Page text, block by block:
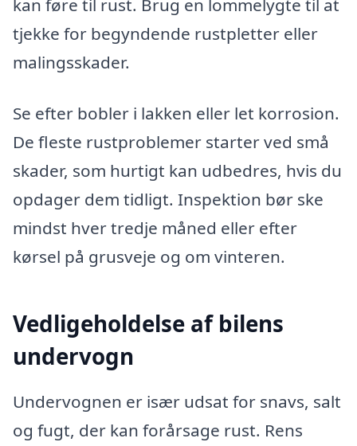
kan føre til rust. Brug en lommelygte til at
tjekke for begyndende rustpletter eller
malingsskader.
Se efter bobler i lakken eller let korrosion.
De fleste rustproblemer starter ved små
skader, som hurtigt kan udbedres, hvis du
opdager dem tidligt. Inspektion bør ske
mindst hver tredje måned eller efter
kørsel på grusveje og om vinteren.
Vedligeholdelse af bilens
undervogn
Undervognen er især udsat for snavs, salt
og fugt, der kan forårsage rust. Rens